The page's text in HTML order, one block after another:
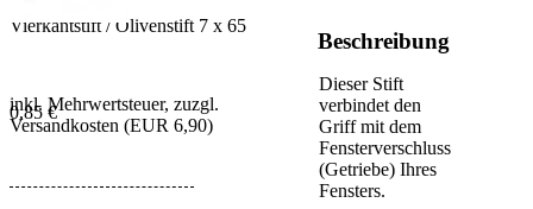
Vierkantstift / Olivenstift 7 x 65
0,85 €
inkl. Mehrwertsteuer, zuzgl.
Versandkosten (EUR 6,90)
Beschreibung
Dieser Stift
verbindet den
Griff mit dem
Fensterverschluss
(Getriebe) Ihres
Fensters.